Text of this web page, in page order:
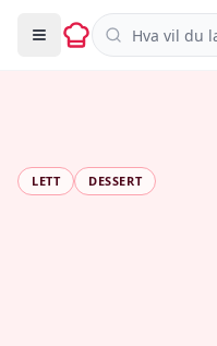
Søk i oppskrifter
LETT DESSERT